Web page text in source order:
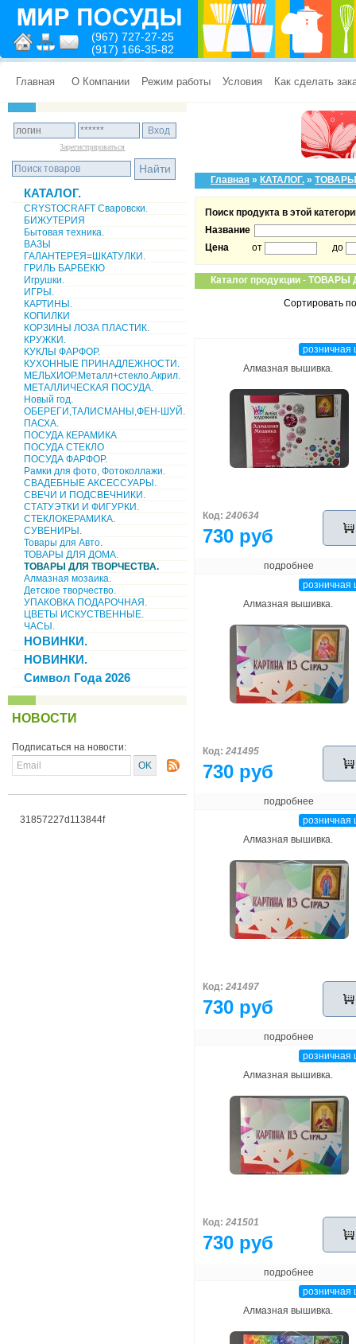
(967) 727-27-25
(917) 166-35-82
Главная О Компании Режим работы Условия Как сделать
Зарегистрироваться
КАТАЛОГ.
CRYSTOCRAFT Сваровски.
БИЖУТЕРИЯ
Бытовая техника.
ВАЗЫ
ГАЛАНТЕРЕЯ=ШКАТУЛКИ.
ГРИЛЬ БАРБЕКЮ
Игрушки.
ИГРЫ.
КАРТИНЫ.
КОПИЛКИ
КОРЗИНЫ ЛОЗА ПЛАСТИК.
КРУЖКИ.
КУКЛЫ ФАРФОР.
КУХОННЫЕ ПРИНАДЛЕЖНОСТИ.
МЕЛЬХИОР.Металл+стекло.Акрил.
МЕТАЛЛИЧЕСКАЯ ПОСУДА.
Новый год.
ОБЕРЕГИ,ТАЛИСМАНЫ,ФЕН-ШУЙ.
ПАСХА.
ПОСУДА КЕРАМИКА
ПОСУДА СТЕКЛО
ПОСУДА ФАРФОР.
Рамки для фото, Фотоколлажи.
СВАДЕБНЫЕ АКСЕССУАРЫ.
СВЕЧИ И ПОДСВЕЧНИКИ.
СТАТУЭТКИ И ФИГУРКИ.
СТЕКЛОКЕРАМИКА.
СУВЕНИРЫ.
Товары для Авто.
ТОВАРЫ ДЛЯ ДОМА.
ТОВАРЫ ДЛЯ ТВОРЧЕСТВА.
Алмазная мозаика.
Детское творчество.
УПАКОВКА ПОДАРОЧНАЯ.
ЦВЕТЫ ИСКУСТВЕННЫЕ.
ЧАСЫ.
НОВИНКИ.
НОВИНКИ.
Символ Года 2026
НОВОСТИ
Подписаться на новости:
31857227d113844f
Главная » КАТАЛОГ. »
Поиск продукта в этой
Название
Цена
от до
Каталог продукции - ТОВАРЫ
Сортировать
розничная
Алмазная вышивка.
Код: 240634
730 руб
подробнее
розничная
Алмазная вышивка.
Код: 241495
730 руб
подробнее
розничная
Алмазная вышивка.
Код: 241497
730 руб
подробнее
розничная
Алмазная вышивка.
Код: 241501
730 руб
подробнее
розничная
Алмазная вышивка.